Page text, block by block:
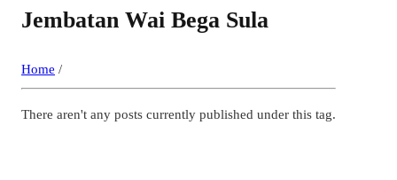
Jembatan Wai Bega Sula
Home /
There aren't any posts currently published under this tag.